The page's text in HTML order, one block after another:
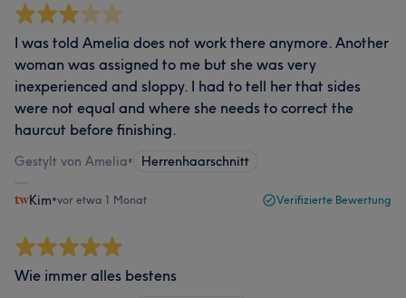
I was told Amelia does not work there anymore. Another
woman was assigned to me but she was very
inexperienced and sloppy. I had to tell her that sides
were not equal and where she needs to correct the
haurcut before finishing.
Gestylt von Amelia• Herrenhaarschnitt
Kim•vor etwa 1 Monat Verifizierte Bewertung
Wie immer alles bestens